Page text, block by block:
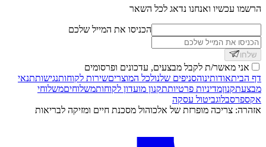
הרשמו עכשיו ואנחנו נדאג לכל השאר
הכניסו את המייל שלכם
שלחו
אני מאשר/ת לקבל מבצעים, עדכונים ופרסומים
דף הביתאודותינוהסניפים שלנולכל המוצריםשירות לקוחותנגישותתנאי
מבצעתקנוןמדיניות פרטיותתקנון מועדון לקוחותמשלוחיםמשלוחי
אקספרסבלוגביטול עסקה
אזהרה: צריכה מופרזת של אלכוהול מסכנת חיים ומזיקה לבריאות